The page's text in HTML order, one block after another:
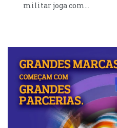
militar joga com...